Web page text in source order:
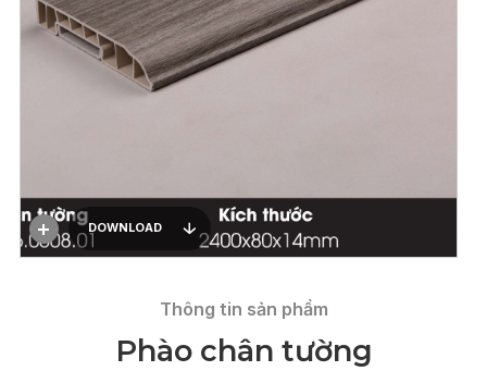
DOWNLOAD
Thông tin sản phẩm
Phào chân tường